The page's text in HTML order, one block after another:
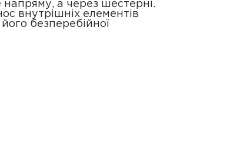
а через шестерні.
внутрішніх елементів
безперебійної